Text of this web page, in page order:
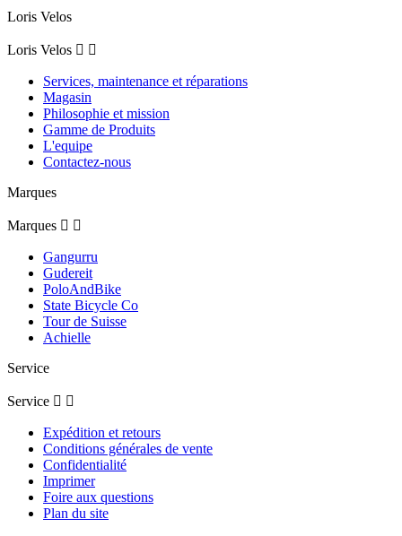
Loris Velos
Loris Velos  
Services, maintenance et réparations
Magasin
Philosophie et mission
Gamme de Produits
L'equipe
Contactez-nous
Marques
Marques  
Gangurru
Gudereit
PoloAndBike
State Bicycle Co
Tour de Suisse
Achielle
Service
Service  
Expédition et retours
Conditions générales de vente
Confidentialité
Imprimer
Foire aux questions
Plan du site